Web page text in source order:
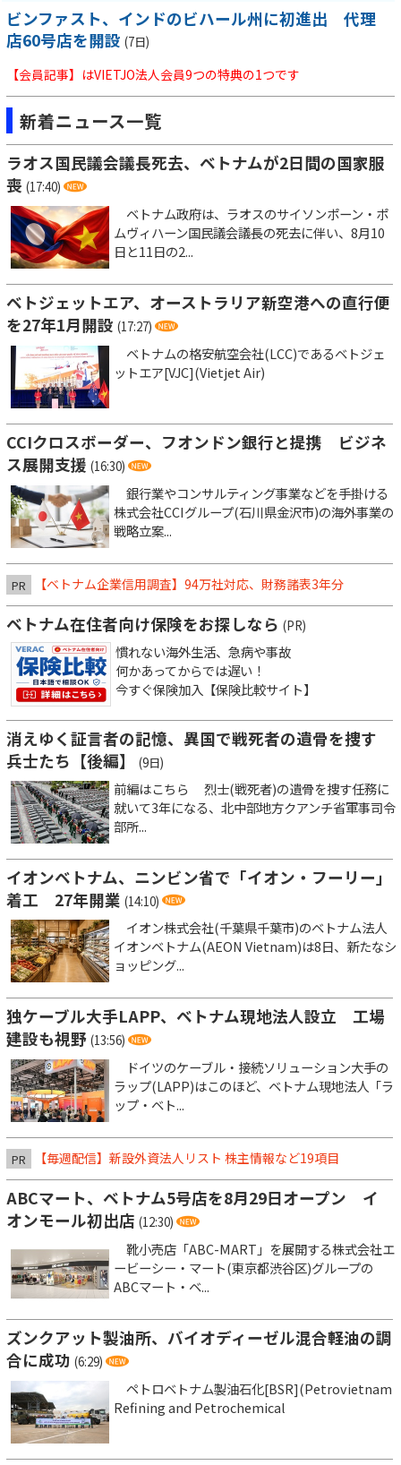
ビンファスト、インドのビハール州に初進出 代理
店60号店を開設 (7日)
【会員記事】はVIETJO法人会員9つの特典の1つです
新着ニュース一覧
ラオス国民議会議長死去、ベトナムが2日間の国家服
喪 (17:40)
ベトナム政府は、ラオスのサイソンポーン・ポ
ムヴィハーン国民議会議長の死去に伴い、8月10
日と11日の2...
ベトジェットエア、オーストラリア新空港への直行便
を27年1月開設 (17:27)
ベトナムの格安航空会社(LCC)であるベトジェ
ットエア[VJC](Vietjet Air)
CCIクロスボーダー、フオンドン銀行と提携 ビジネ
ス展開支援 (16:30)
銀行業やコンサルティング事業などを手掛ける
株式会社CCIグループ(石川県金沢市)の海外事業の
戦略立案...
PR 【ベトナム企業信用調査】94万社対応、財務諸表3年分
ベトナム在住者向け保険をお探しなら (PR)
慣れない海外生活、急病や事故
何かあってからでは遅い！
今すぐ保険加入【保険比較サイト】
消えゆく証言者の記憶、異国で戦死者の遺骨を捜す
兵士たち【後編】
(9日)
前編はこちら 烈士(戦死者)の遺骨を捜す任務に
就いて3年になる、北中部地方クアンチ省軍事司令
部所...
イオンベトナム、ニンビン省で「イオン・フーリー」
着工 27年開業 (14:10)
イオン株式会社(千葉県千葉市)のベトナム法人
イオンベトナム(AEON Vietnam)は8日、新たなシ
ョッピング...
独ケーブル大手LAPP、ベトナム現地法人設立 工場
建設も視野 (13:56)
ドイツのケーブル・接続ソリューション大手の
ラップ(LAPP)はこのほど、ベトナム現地法人「ラ
ップ・ベト...
PR 【毎週配信】新設外資法人リスト 株主情報など19項目
ABCマート、ベトナム5号店を8月29日オープン イ
オンモール初出店 (12:30)
靴小売店「ABC-MART」を展開する株式会社エ
ービーシー・マート(東京都渋谷区)グループの
ABCマート・ベ...
ズンクアット製油所、バイオディーゼル混合軽油の調
合に成功 (6:29)
ペトロベトナム製油石化[BSR](Petrovietnam
Refining and Petrochemical